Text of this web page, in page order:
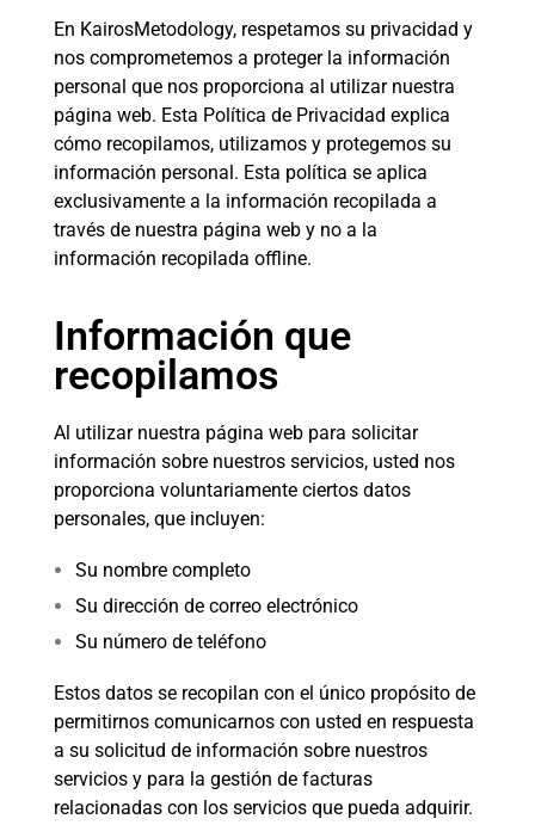
CONSTELACIONES
SOBRE MÍ
En KairosMetodology, respetamos su privacidad y
nos comprometemos a proteger la información
personal que nos proporciona al utilizar nuestra
página web. Esta Política de Privacidad explica
cómo recopilamos, utilizamos y protegemos su
información personal. Esta política se aplica
exclusivamente a la información recopilada a
través de nuestra página web y no a la
información recopilada offline.
Información que
recopilamos
Al utilizar nuestra página web para solicitar
información sobre nuestros servicios, usted nos
proporciona voluntariamente ciertos datos
personales, que incluyen:
Su nombre completo
Su dirección de correo electrónico
Su número de teléfono
Estos datos se recopilan con el único propósito de
permitirnos comunicarnos con usted en respuesta
a su solicitud de información sobre nuestros
servicios y para la gestión de facturas
relacionadas con los servicios que pueda adquirir.